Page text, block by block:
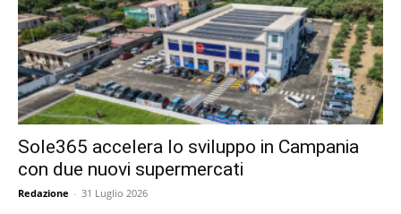
Sole365 accelera lo sviluppo in Campania
con due nuovi supermercati
Redazione - 31 Luglio 2026